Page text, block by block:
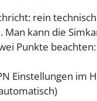
rein
Man kann die
Punkte beachten:
Einstellungen im